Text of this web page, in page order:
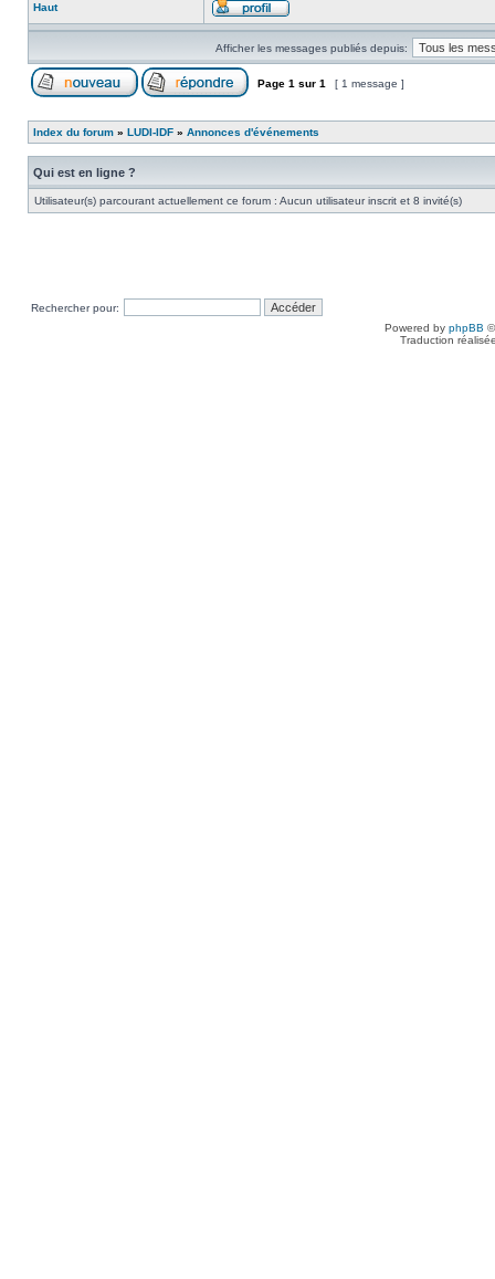
Haut
Afficher les messages publiés depuis:
Page 1 sur 1 [ 1 message ]
Index du forum » LUDI-IDF » Annonces d'événements
Qui est en ligne ?
Utilisateur(s) parcourant actuellement ce forum : Aucun utilisateur inscrit et 8 invité(s)
Rechercher pour:
Powered by phpBB
Traduction